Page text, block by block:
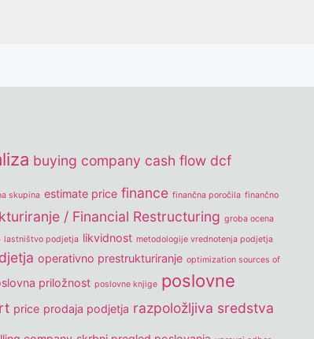
buying company cash flow dcf
skupina estimate price finance finančna poročila finančno
/ Financial Restructuring groba ocena
lastništvo podjetja likvidnost metodologije vrednotenja podjetja
operativno prestrukturiranje optimization sources of
priložnost poslovne knjige poslovne
price prodaja podjetja razpoložljiva sredstva